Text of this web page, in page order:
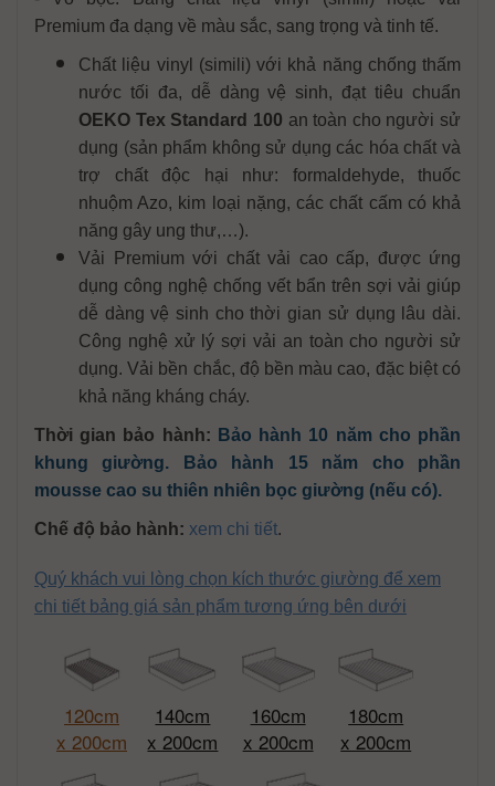
Premium đa dạng về màu sắc, sang trọng và tinh tế.
Chất liệu vinyl (simili) với khả năng chống thấm
nước tối đa, dễ dàng vệ sinh, đạt tiêu chuẩn
OEKO Tex Standard 100 an toàn cho người sử
dụng (sản phẩm không sử dụng các hóa chất và
trợ chất độc hại như: formaldehyde, thuốc
nhuộm Azo, kim loại nặng, các chất cấm có khả
năng gây ung thư,…).
Vải Premium với chất vải cao cấp, được ứng
dụng công nghệ chống vết bẩn trên sợi vải giúp
dễ dàng vệ sinh cho thời gian sử dụng lâu dài.
Công nghệ xử lý sợi vải an toàn cho người sử
dụng. Vải bền chắc, độ bền màu cao, đặc biệt có
khả năng kháng cháy.
Thời gian bảo hành: Bảo hành 10 năm cho phần
khung giường. Bảo hành 15 năm cho phần
mousse cao su thiên nhiên bọc giường (nếu có).
Chế độ bảo hành: xem chi tiết.
Quý khách vui lòng chọn kích thước giường để xem
chi tiết bảng giá sản phẩm tương ứng bên dưới
120cm
x 200cm
140cm
x 200cm
160cm
x 200cm
180cm
x 200cm